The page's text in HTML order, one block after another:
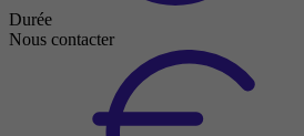
Durée
Nous contacter